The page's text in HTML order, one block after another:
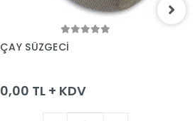
Sepete Ekle
ÇAY SÜZGECİ
0,00 TL + KDV